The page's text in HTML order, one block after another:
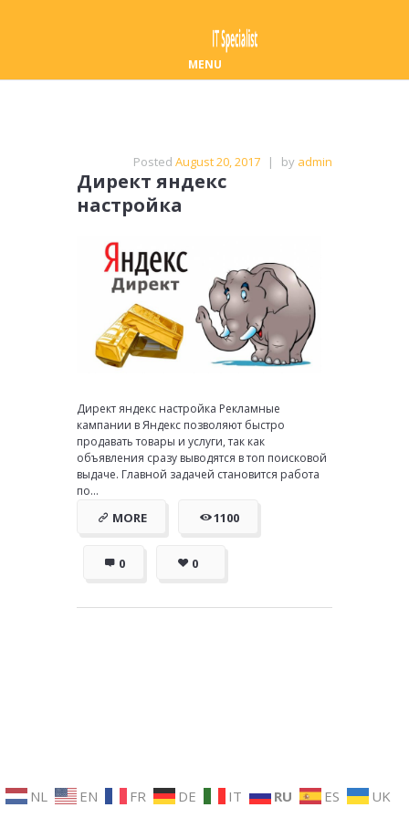
MENU
Posted August 20, 2017 | by admin
Директ яндекс
настройка
Директ яндекс настройка Рекламные
кампании в Яндекс позволяют быстро
продавать товары и услуги, так как
объявления сразу выводятся в топ поисковой
выдаче. Главной задачей становится работа
по...
MORE 1100
0 0
NL EN FR DE IT RU ES UK